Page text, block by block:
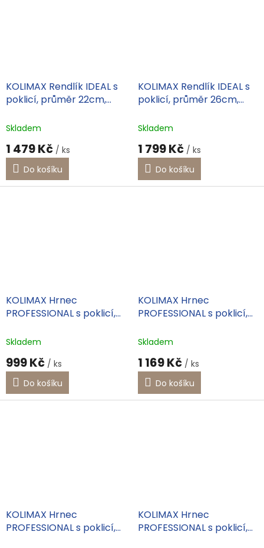
KOLIMAX Rendlík IDEAL s
poklicí, průměr 22cm,
Skladem
1 479 Kč / ks
Do košíku
KOLIMAX Rendlík IDEAL s
poklicí, průměr 26cm,
Skladem
1 799 Kč / ks
Do košíku
KOLIMAX Hrnec
PROFESSIONAL s poklicí,
Skladem
999 Kč / ks
Do košíku
KOLIMAX Hrnec
PROFESSIONAL s poklicí,
Skladem
1 169 Kč / ks
Do košíku
KOLIMAX Hrnec
PROFESSIONAL s poklicí,
KOLIMAX Hrnec
PROFESSIONAL s poklicí,